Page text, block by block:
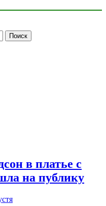
в платье с
на публику